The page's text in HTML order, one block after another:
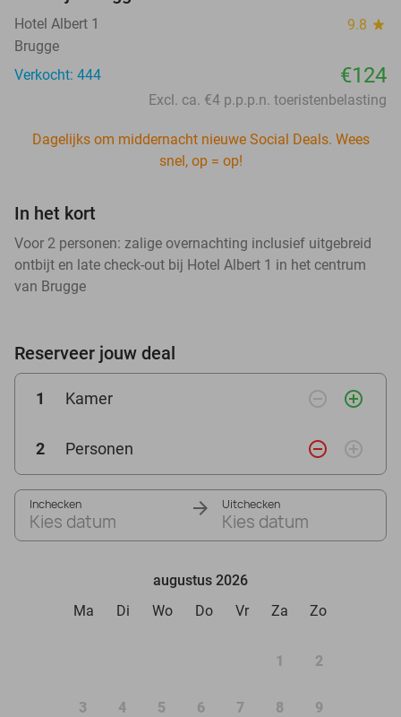
Hotel Albert 1 9.8 star
Brugge
Verkocht: 444
€124
Excl. ca. €4 p.p.p.n. toeristenbelasting
Dagelijks om middernacht nieuwe Social Deals. Wees
snel, op = op!
In het kort
Voor 2 personen: zalige overnachting inclusief uitgebreid
ontbijt en late check-out bij Hotel Albert 1 in het centrum
van Brugge
Reserveer jouw deal
1 Kamer remove_circle_outline add_circle_outline
2 Personen remove_circle_outline add_circle_outline
Inchecken
Kies datum
Uitchecken
Kies datum
augustus 2026
Ma
Di Wo Do Vr Za Zo
1 2
3 4 5 6 7 8 9